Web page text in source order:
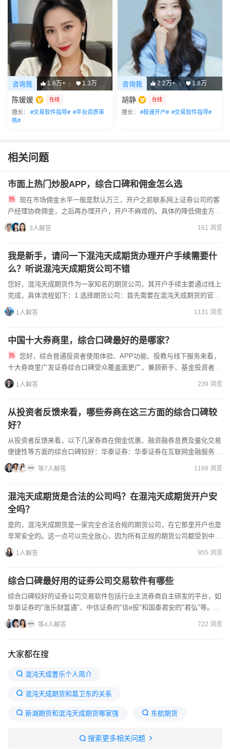
咨询我 1.6万+ | 1.3万
陈媛媛 在线
擅长： #交易软件指导# #平台资质审
核#
咨询我 2.2万+ | 1.8万
胡静 在线
擅长： #极速开户# #交易软件指导#
相关问题
市面上热门炒股APP，综合口碑和佣金怎么选
户经理协商佣金，之后再办理开户，开户不麻烦的。具体的降低佣金方法
如下：1、增大您的成交金额，可以直接或间接的影响到您佣金费率...
3人解答 161 浏览
我是新手，请问一下混沌天成期货办理开户手续需要什
么？听说混沌天成期货公司不错
您好，混沌天成期货作为一家知名的期货公司，其开户手续主要通过线上
完成，具体流程如下：1.选择期货公司：首先需要在混沌天成期货的官方
网站或APP上注册账户，并下载相关软件进行操作。2.填...
1人解答 1131 浏览
中国十大券商里，综合口碑最好的是哪家？
十大券商里广发证券综合口碑受众覆盖面更广，兼顾新手、基金投资者与
策略交易者，配套智能交易工具、完整免费投教体系，服务适配各类投资
人群...
1人解答 239 浏览
从投资者反馈来看，哪些券商在这三方面的综合口碑较
好？
从投资者反馈来看，以下几家券商在佣金优惠、融资融券息费及量化交易
便捷性等方面的综合口碑较好：华泰证券：华泰证券在互联网金融服务方
面表现突出，提供较低的佣金费率及灵活的融资融券息费。此外...
等7人解答 1168 浏览
混沌天成期货是合法的公司吗？在混沌天成期货开户安
全吗？
是的，混沌天成期货是一家完全合法合规的期货公司，在它那里开户也是
非常安全的。这一点可以完全放心，因为所有正规的期货公司都受到中国
证监会的严格监管，并且必须在中国期货业协会进行备案登记。...
1人解答 955 浏览
综合口碑最好用的证券公司交易软件有哪些
综合口碑较好的证券公司交易软件包括行业主流券商自主研发的平台，如
华泰证券的"涨乐财富通"、中信证券的"信e投"和国泰君安的"君弘"等。这
些软件通常具备行情速度快、功能全面、操作便捷的特...
等4人解答 722 浏览
大家都在搜
混沌天成曹乐个人简介
混沌天成期货和葛卫东的关系
新湖期货和混沌天成期货哪家强 东航期货
玉米期货走势图
搜索更多相关问题